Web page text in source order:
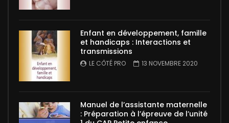
Enfant en développement, famille
et handicaps : Interactions et
transmissions
LE CÔTÉ PRO 13 NOVEMBRE 2020
Manuel de l’assistante maternelle
: Préparation à l’épreuve de l’unité